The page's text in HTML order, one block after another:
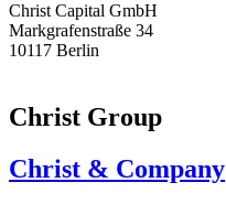
Christ Capital GmbH
Markgrafenstraße 34
10117 Berlin
Christ Group
Christ & Company